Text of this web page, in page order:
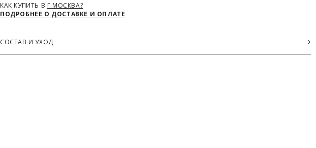
КАК КУПИТЬ В Г.МОСКВА?
ПОДРОБНЕЕ О ДОСТАВКЕ И ОПЛАТЕ
СОСТАВ И УХОД